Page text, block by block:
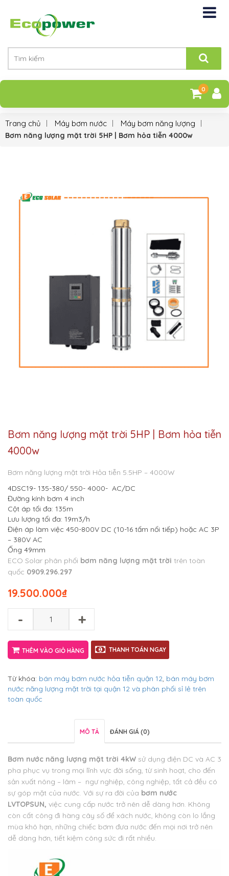
0
Trang chủ Máy bơm nước Máy bơm năng lượng
Bơm năng lượng mặt trời 5HP | Bơm hỏa tiễn 4000w
Bơm năng lượng mặt trời 5HP | Bơm hỏa tiễn
4000w
Bơm năng lượng mặt trời Hỏa tiễn 5.5HP – 4000W
4DSC19- 135-380/ 550- 4000- AC/DC
Đường kính bơm 4 inch
Cột áp tối đa: 135m
Lưu lượng tối đa: 19m3/h
Điện áp làm việc 450-800V DC (10-16 tấm nối tiếp) hoặc AC 3P
– 380V AC
Ống 49mm
ECO Solar phân phối bơm năng lượng mặt trời trên toàn
quốc 0909.296.297
₫
19.500.000
- +
THÊM VÀO GIỎ HÀNG THANH TOÁN NGAY
Từ khóa: bán máy bơm nước hỏa tiễn quận 12, bán máy bơm
nước năng lượng mặt trời tại quận 12 và phân phối sỉ lẻ trên
toàn quốc
MÔ TẢ ĐÁNH GIÁ (0)
Bơm nước năng lượng mặt trời 4kW sử dụng điện DC và AC 3
pha phục vụ trong mọi lĩnh vực đời sống, từ sinh hoạt, cho đến
sản xuất nông – lâm – ngư nghiệp, công nghiệp, tất cả đều có
sự góp mặt của nước. Với sự ra đời của bơm nước
LVTOPSUN, việc cung cấp nước trở nên dễ dàng hơn. Không
còn cất công đi hàng cây số để xách nước, không còn lo lắng
mùa khô hạn, những chiếc bơm đưa nước đến mọi nơi trở nên
dễ dàng hơn, tiết kiệm công sức đi rất nhiều.